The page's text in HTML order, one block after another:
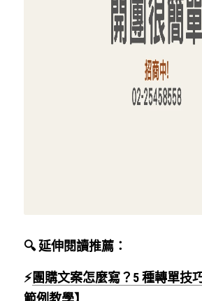
🔍 延伸閱讀推薦：
⚡團購文案怎麼寫？5 種轉單技